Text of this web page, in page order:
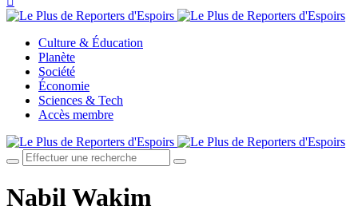
Culture & Éducation
Planète
Société
Économie
Sciences & Tech
Accès membre
Nabil Wakim